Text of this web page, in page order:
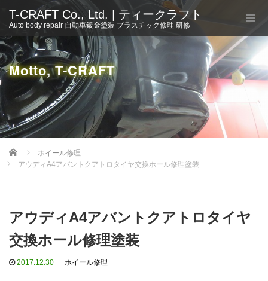
T-CRAFT Co., Ltd. | ティークラフト
Auto body repair 自動車鈑金塗装 プラスチック修理 研修
Motto, T-CRAFT
Home
ホイール修理
アウディA4アバントクアトロタイヤ交換ホール修理塗装
アウディA4アバントクアトロタイヤ
交換ホール修理塗装
2017.12.30 ホイール修理